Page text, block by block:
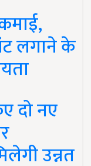
लगाने के
दो नए
उन्नत